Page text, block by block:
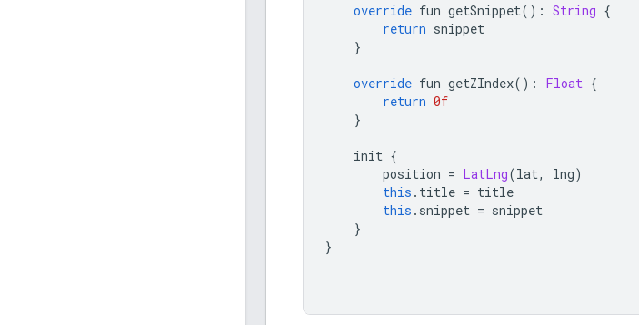
override fun getSnippet(): String {
return snippet
}
override fun getZIndex(): Float {
return 0f
}
init {
position = LatLng(lat, lng)
this . title = title
this . snippet = snippet
}
}